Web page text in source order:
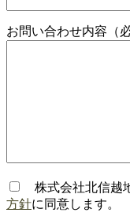
お問い合わせ内容（必
株式会社北信越
方針に同意します。